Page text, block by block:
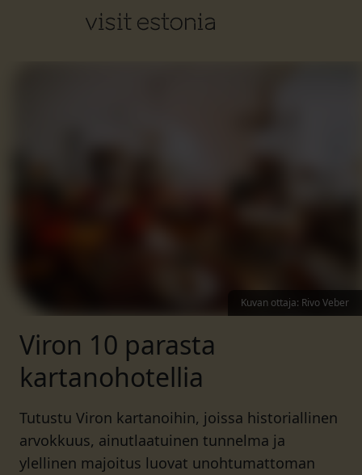
Kuvan ottaja: Rivo Veber
Viron 10 parasta
kartanohotellia
Tutustu Viron kartanoihin, joissa historiallinen
arvokkuus, ainutlaatuinen tunnelma ja
ylellinen majoitus luovat unohtumattoman